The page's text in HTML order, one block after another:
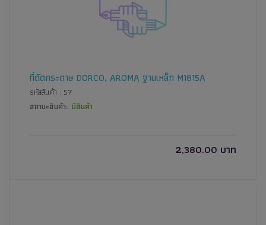
ที่ตัดกระดาษ DORCO, AROMA ฐานเหล็ก M1815A
รหัสสินค้า : 57
สถานะสินค้า: มีสินค้า
2,380.00 บาท